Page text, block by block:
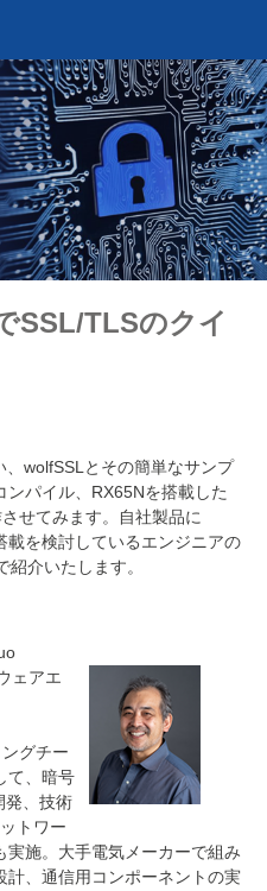
SSL/TLSのクイ
、wolfSSLとその簡単なサンプ
ンパイル、RX65Nを搭載した
せてみます。自社製品に
載を検討しているエンジニアの
介いたします。
ェアエ
グチー
て、暗号
発、技術
トワー
施。大手電気メーカーで組み
、通信用コンポーネントの実